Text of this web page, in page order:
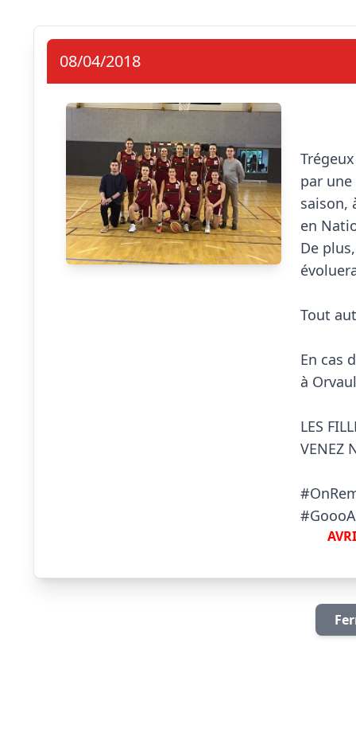
08/04/2018
par
saison,
en
De
Tout
En cas
à
LES
VENEZ